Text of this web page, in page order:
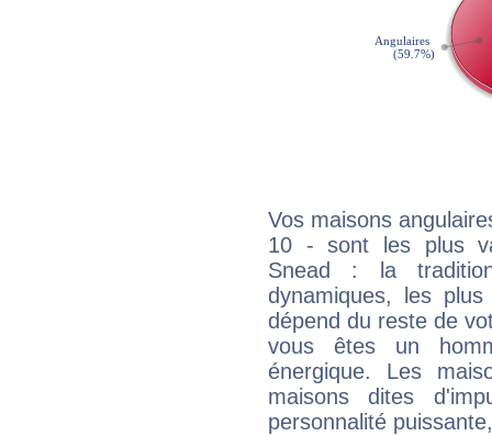
Vos maisons
10 - sont les plus
Snead : la
dynamiques, les
dépend du reste de
vous êtes un
énergique. Les
maisons dites
personnalité